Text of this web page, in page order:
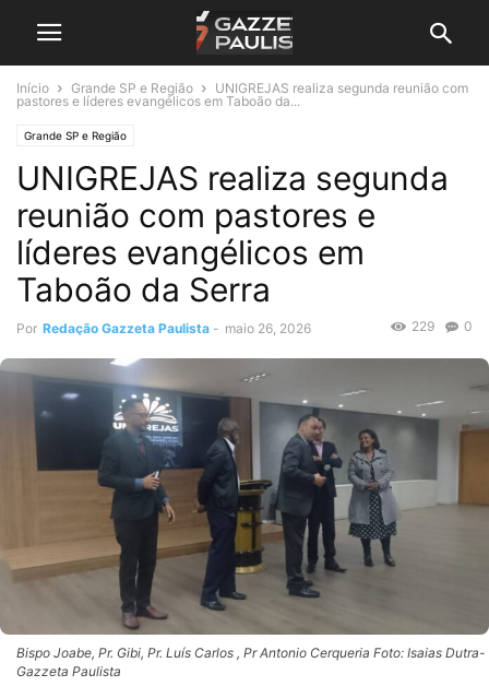
Início Grande SP e Região
UNIGREJAS realiza segunda reunião com
pastores e líderes evangélicos em Taboão da...
Grande SP e Região
UNIGREJAS realiza segunda
reunião com pastores e
líderes evangélicos em
Taboão da Serra
Por Redação Gazzeta Paulista - maio 26, 2026 0
229
Bispo Joabe, Pr. Gibi, Pr. Luís Carlos , Pr Antonio Cerqueria Foto: Isaias Dutra-
Gazzeta Paulista